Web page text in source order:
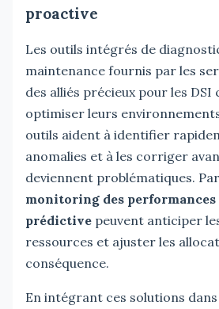
proactive
Les outils intégrés de
maintenance fournis par les
des alliés précieux pour les DSI
optimiser leurs
outils aident à identifier
anomalies et à les corriger
deviennent problématiques.
monitoring des performances
prédictive peuvent anticiper
ressources et ajuster les
conséquence.
En intégrant ces solutions